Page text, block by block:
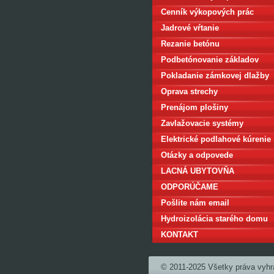
Cenník výkopových prác
Jadrové vŕtanie
Rezanie betónu
Podbetónovanie základov
domu
Pokladanie zámkovej dlažby
Oprava strechy
Prenájom plošiny
Zavlažovacie systémy
Elektrické podlahové kúrenie
Otázky a odpovede
LACNÁ UBYTOVŇA
BRATISLAVA
ODPORÚČAME
Pošlite nám email
Hydroizolácia starého domu
KONTAKT
© 2011-2025 Všetky práva